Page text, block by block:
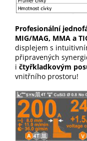
Profesionální
MIG/MAG, MMA a
displejem s
připravených
i čtyřkladkovým
vnitřního prostoru!